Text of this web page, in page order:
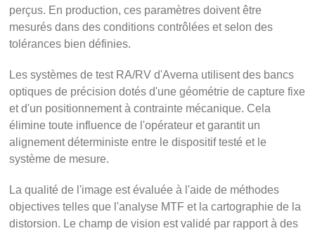
perçus. En production, ces paramètres doivent être
mesurés dans des conditions contrôlées et selon des
tolérances bien définies.
Les systèmes de test RA/RV d'Averna utilisent des bancs
optiques de précision dotés d'une géométrie de capture fixe
et d'un positionnement à contrainte mécanique. Cela
élimine toute influence de l'opérateur et garantit un
alignement déterministe entre le dispositif testé et le
système de mesure.
La qualité de l'image est évaluée à l'aide de méthodes
objectives telles que l'analyse MTF et la cartographie de la
distorsion. Le champ de vision est validé par rapport à des